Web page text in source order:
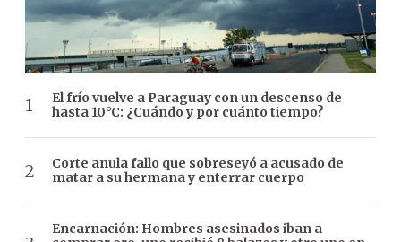
El frío vuelve a Paraguay con un descenso de
hasta 10°C: ¿Cuándo y por cuánto tiempo?
Corte anula fallo que sobreseyó a acusado de
matar a su hermana y enterrar cuerpo
Encarnación: Hombres asesinados iban a